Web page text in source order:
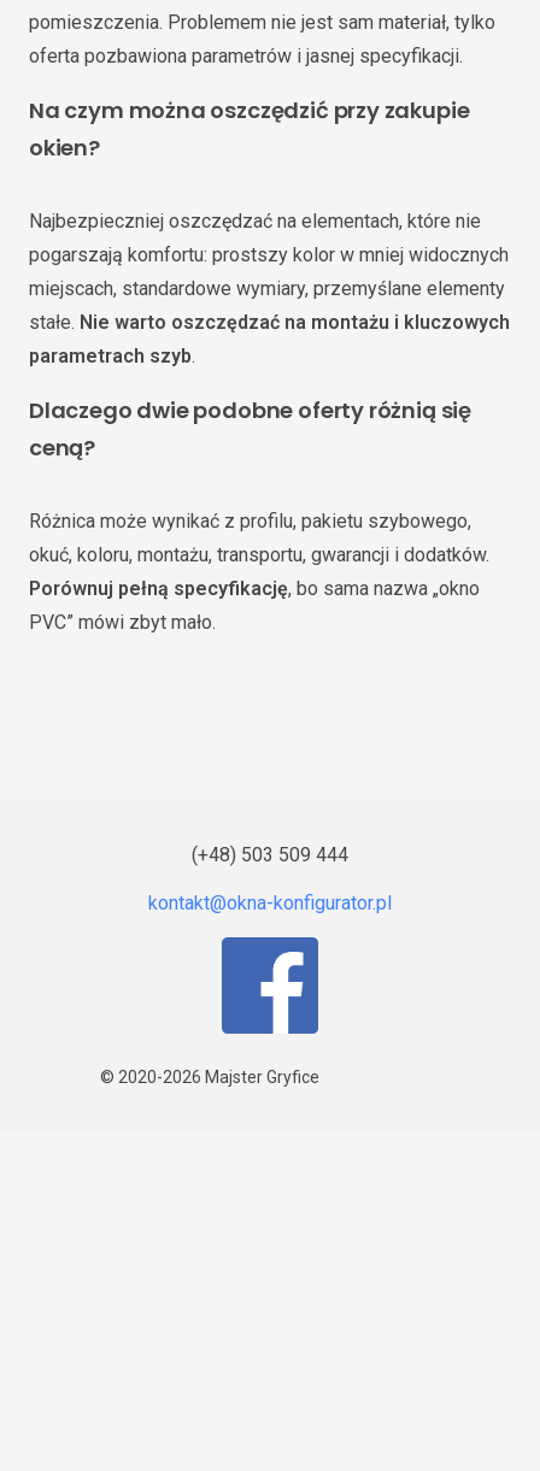
pomieszczenia. Problemem nie jest sam materiał, tylko
oferta pozbawiona parametrów i jasnej specyfikacji.
Na czym można oszczędzić przy zakupie
okien?
Najbezpieczniej oszczędzać na elementach, które nie
pogarszają komfortu: prostszy kolor w mniej widocznych
miejscach, standardowe wymiary, przemyślane elementy
stałe. Nie warto oszczędzać na montażu i kluczowych
parametrach szyb.
Dlaczego dwie podobne oferty różnią się
ceną?
Różnica może wynikać z profilu, pakietu szybowego,
okuć, koloru, montażu, transportu, gwarancji i dodatków.
Porównuj pełną specyfikację, bo sama nazwa „okno
PVC” mówi zbyt mało.
(+48) 503 509 444
© 2020-2026 Majster Gryfice